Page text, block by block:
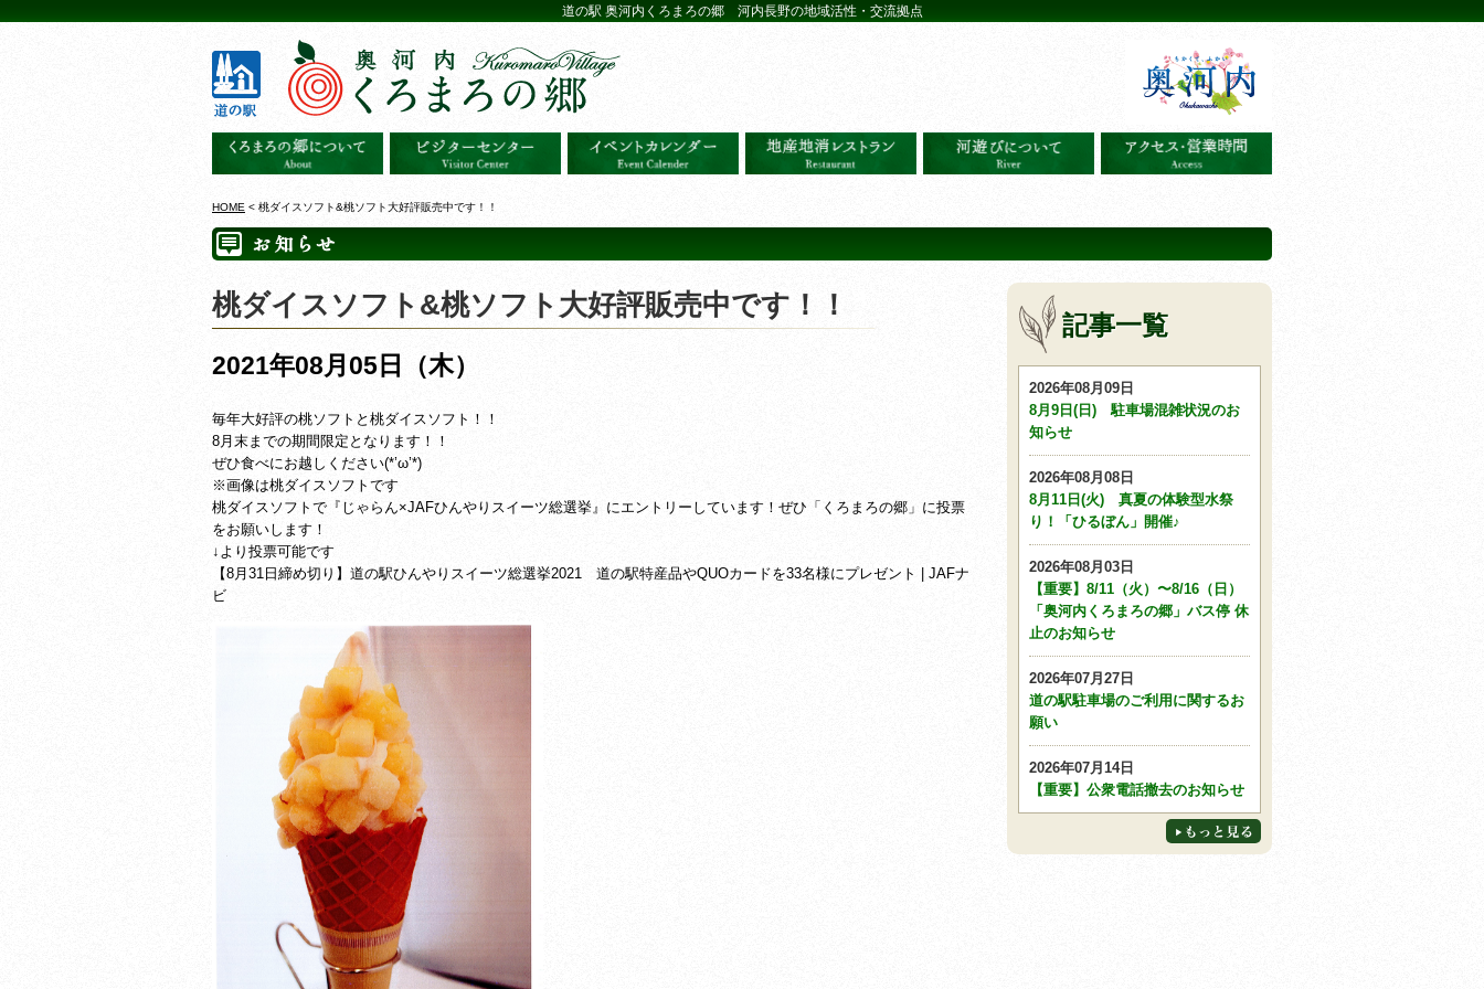
道の駅 奥河内くろまろの郷 河内長野の地域活性・交流拠点
HOME < 桃ダイスソフト&桃ソフト大好評販売中です！！
桃ダイスソフト&桃ソフト大好評販売中です！！
2021年08月05日（木）
毎年大好評の桃ソフトと桃ダイスソフト！！
8月末までの期間限定となります！！
ぜひ食べにお越しください(*’ω’*)
※画像は桃ダイスソフトです
桃ダイスソフトで『じゃらん×JAFひんやりスイーツ総選挙』にエントリーしています！ぜひ「く ろまろの郷」に投票
をお願いします！
↓より投票可能です
【8月31日締め切り】道の駅ひんやりスイーツ総選挙2021 道の駅特産品やQUOカードを33名様にプレゼント | JAFナ
ビ
記事一覧
2026年08月09日
8月9日(日) 駐車場混雑状況のお
知らせ
2026年08月08日
8月11日(火) 真夏の体験型水祭
り！「ひるぼん」開催♪
2026年08月03日
【重要】8/11（火）〜8/16（日）
「奥河内くろまろの郷」バス停 休
止のお知らせ
2026年07月27日
道の駅駐車場のご利用に関するお
願い
2026年07月14日
【重要】公衆電話撤去のお知らせ